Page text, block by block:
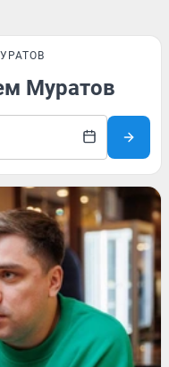
Муратов